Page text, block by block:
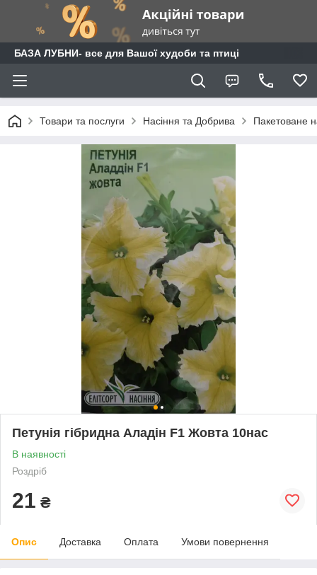
БАЗА ЛУБНИ- все для Вашої худоби та птиці
Товари та послуги Насіння та Добрива Пакетоване
Петунія гібридна Аладін F1 Жовта 10нас
В наявності
Роздріб
21 ₴
Опис Доставка Оплата Умови повернення